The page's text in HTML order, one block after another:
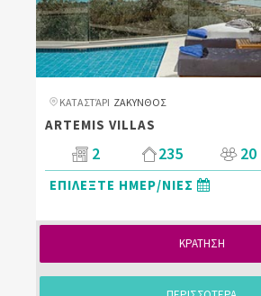
ΚΑΤΑΣΤΆΡΙ ΖΑΚΥΝΘΟΣ
ARTEMIS VILLAS
2 235 20
ΕΠΙΛΕΞΤΕ ΗΜΕΡ/ΝΙΕΣ
ΚΡΑΤΗΣΗ